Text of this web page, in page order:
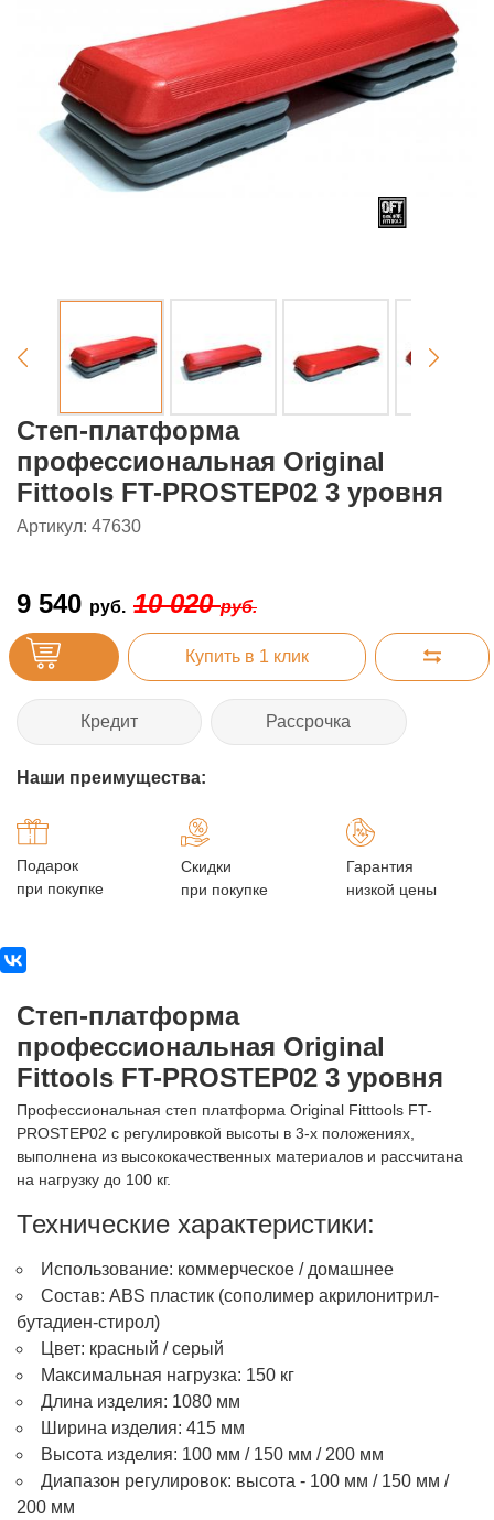
Степ-платформа
профессиональная Original
Fittools FT-PROSTEP02 3 уровня
Артикул: 47630
9 540 руб. 10 020руб.
Купить в 1 клик
Кредит Рассрочка
Наши преимущества:
Подарок
при покупке
Скидки
при покупке
Гарантия
низкой цены
Степ-платформа
профессиональная Original
Fittools FT-PROSTEP02 3 уровня
Профессиональная степ платформа Original Fitttools FT-
PROSTEP02 с регулировкой высоты в 3-х положениях,
выполнена из высококачественных материалов и рассчитана
на нагрузку до 100 кг.
Технические характеристики:
Использование: коммерческое / домашнее
Состав: ABS пластик (сополимер акрилонитрил-
бутадиен-стирол)
Цвет: красный / серый
Максимальная нагрузка: 150 кг
Длина изделия: 1080 мм
Ширина изделия: 415 мм
Высота изделия: 100 мм / 150 мм / 200 мм
Диапазон регулировок: высота - 100 мм / 150 мм /
200 мм